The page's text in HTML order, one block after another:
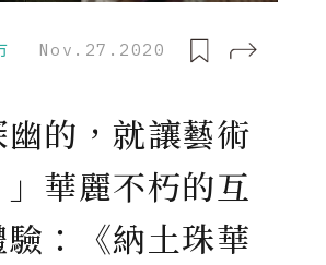
Nov.27.2020
幽的，就讓藝術
華麗不朽的互
：《納土珠華